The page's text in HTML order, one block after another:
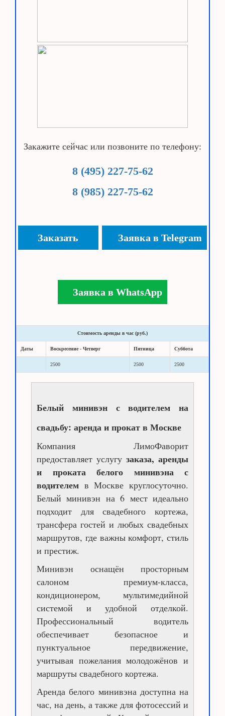
Закажите сейчас или позвоните по телефону:
8 (495) 227-75-62
8 (985) 227-75-62
Заказать Заявка в Telegram
Заявка в WhatsApp
Стоимость аренды в час (руб.)
Даты Воскресение - Четверг Пятница Суббота
2500 2500 2500
Белый минивэн с водителем на
свадьбу: аренда и прокат в Москве
Компания ЛимоФаворит
предоставляет услугу заказа, аренды
и проката белого минивэна с
водителем в Москве круглосуточно.
Белый минивэн на 6 мест идеально
подходит для свадебного кортежа,
трансфера гостей и любых свадебных
маршрутов, где важны комфорт, стиль
и престиж.
Минивэн оснащён просторным
салоном премиум-класса,
кондиционером, мультимедийной
системой и удобной отделкой.
Профессиональный водитель
обеспечивает безопасное и
пунктуальное передвижение,
учитывая пожелания молодожёнов и
маршруты свадебного кортежа.
Аренда белого минивэна доступна на
час, на день, а также для фотосессий и